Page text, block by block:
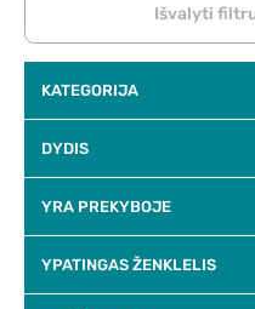
Išvalyti
KATEGORIJA
DYDIS
YRA PREKYBOJE
YPATINGAS ŽENKLELIS